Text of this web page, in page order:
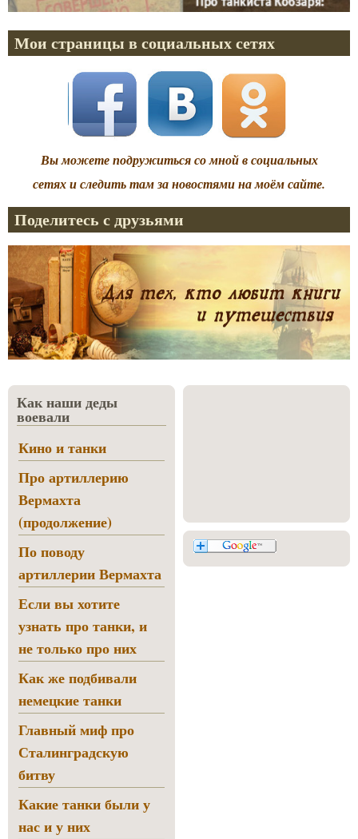
Мои страницы в социальных сетях
Вы можете подружиться со мной в социальных
сетях и следить там за новостями на моём сайте.
Поделитесь с друзьями
Как наши деды
воевали
Кино и танки
Про артиллерию
Вермахта
(продолжение)
По поводу
артиллерии Вермахта
Если вы хотите
узнать про танки, и
не только про них
Как же подбивали
немецкие танки
Главный миф про
Сталинградскую
битву
Какие танки были у
нас и у них